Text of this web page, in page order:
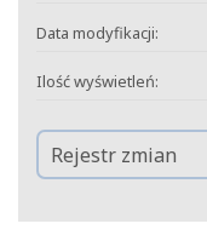
Data modyfikacji:
Ilość wyświetleń:
Rejestr zmian